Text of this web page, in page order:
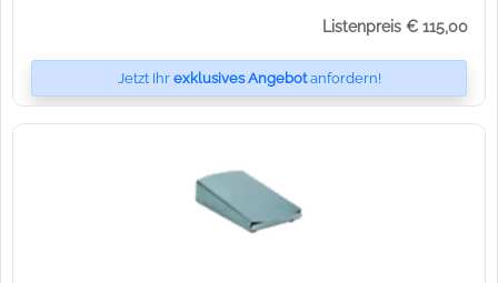
Listenpreis € 115,00
Jetzt Ihr exklusives Angebotanfordern!